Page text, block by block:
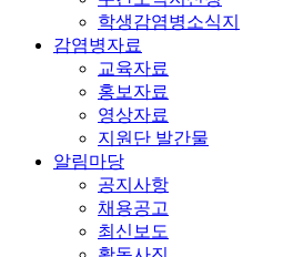
학생감염병소식지
감염병자료
교육자료
홍보자료
영상자료
지원단 발간물
알림마당
공지사항
채용공고
최신보도